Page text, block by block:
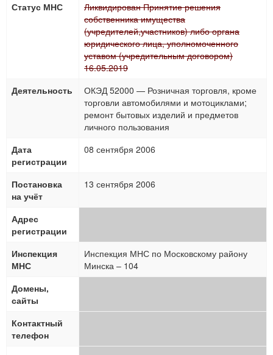
Статус МНС
Ликвидирован Принятие решения
собственника имущества
(учредителей,участников) либо органа
юридического лица, уполномоченного
уставом (учредительным договором)
16.05.2019
Деятельность
ОКЭД 52000 — Розничная торговля, кроме
торговли автомобилями и мотоциклами;
ремонт бытовых изделий и предметов
личного пользования
Дата
регистрации
08 сентября 2006
Постановка
на учёт
13 сентября 2006
Адрес
регистрации
Инспекция
МНС
Инспекция МНС по Московскому району
Минска – 104
Домены,
сайты
Контактный
телефон